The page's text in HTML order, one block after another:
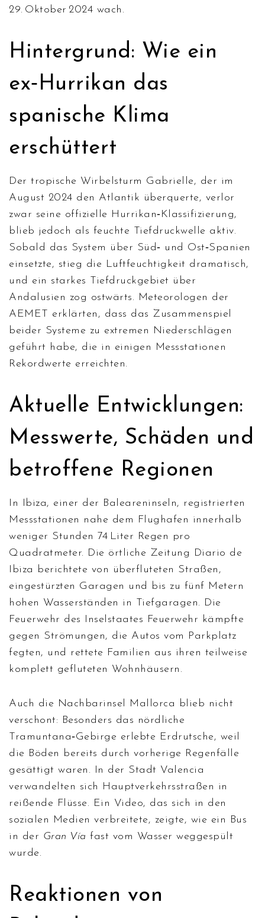
29. Oktober 2024 wach.
Hintergrund: Wie ein
ex‑Hurrikan das
spanische Klima
erschüttert
Der tropische Wirbelsturm Gabrielle, der im
August 2024 den Atlantik überquerte, verlor
zwar seine offizielle Hurrikan‑Klassifizierung,
blieb jedoch als feuchte Tiefdruckwelle aktiv.
Sobald das System über Süd‑ und Ost‑Spanien
einsetzte, stieg die Luftfeuchtigkeit dramatisch,
und ein starkes Tiefdruckgebiet über
Andalusien zog ostwärts. Meteorologen der
AEMET erklärten, dass das Zusammenspiel
beider Systeme zu extremen Niederschlägen
geführt habe, die in einigen Messstationen
Rekordwerte erreichten.
Aktuelle Entwicklungen:
Messwerte, Schäden und
betroffene Regionen
In Ibiza, einer der Baleareninseln, registrierten
Messstationen nahe dem Flughafen innerhalb
weniger Stunden 74 Liter Regen pro
Quadratmeter. Die örtliche Zeitung Diario de
Ibiza berichtete von überfluteten Straßen,
eingestürzten Garagen und bis zu fünf Metern
hohen Wasserständen in Tiefgaragen. Die
Feuerwehr des Inselstaates Feuerwehr kämpfte
gegen Strömungen, die Autos vom Parkplatz
fegten, und rettete Familien aus ihren teilweise
komplett gefluteten Wohnhäusern.
Auch die Nachbarinsel Mallorca blieb nicht
verschont: Besonders das nördliche
Tramuntana‑Gebirge erlebte Erdrutsche, weil
die Böden bereits durch vorherige Regenfälle
gesättigt waren. In der Stadt Valencia
verwandelten sich Hauptverkehrsstraßen in
reißende Flüsse. Ein Video, das sich in den
sozialen Medien verbreitete, zeigte, wie ein Bus
in der Gran Vía fast vom Wasser weggespült
wurde.
Reaktionen von